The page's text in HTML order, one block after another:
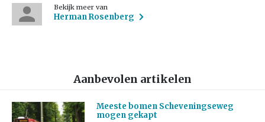
Bekijk meer van
Herman Rosenberg
Aanbevolen artikelen
Meeste bomen Scheveningseweg
mogen gekapt